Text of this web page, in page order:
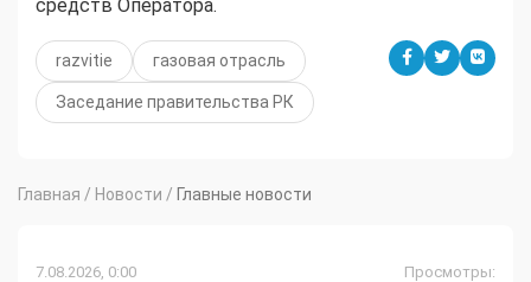
средств Оператора.
razvitie газовая отрасль
Заседание правительства РК
Главная / Новости / Главные новости
7.08.2026, 0:00 Просмотры: